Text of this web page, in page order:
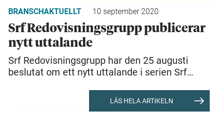
BRANSCHAKTUELLT 10 september 2020
Srf Redovisningsgrupp publicerar
nytt uttalande
Srf Redovisningsgrupp har den 25 augusti
beslutat om ett nytt uttalande i serien Srf…
LÄS HELA ARTIKELN